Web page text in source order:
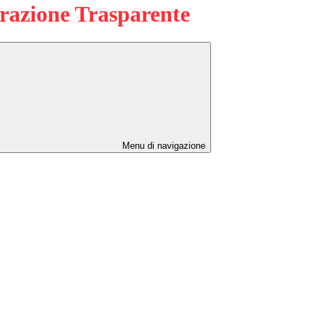
Trasparente
Menu di navigazione